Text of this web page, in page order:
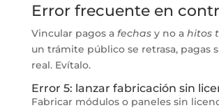
Error frecuente en
Vincular pagos a fechasy no a hitos
un trámite público se retrasa, pagas
real. Evítalo.
Error 5: lanzar fabricación sin
Fabricar módulos o paneles sin